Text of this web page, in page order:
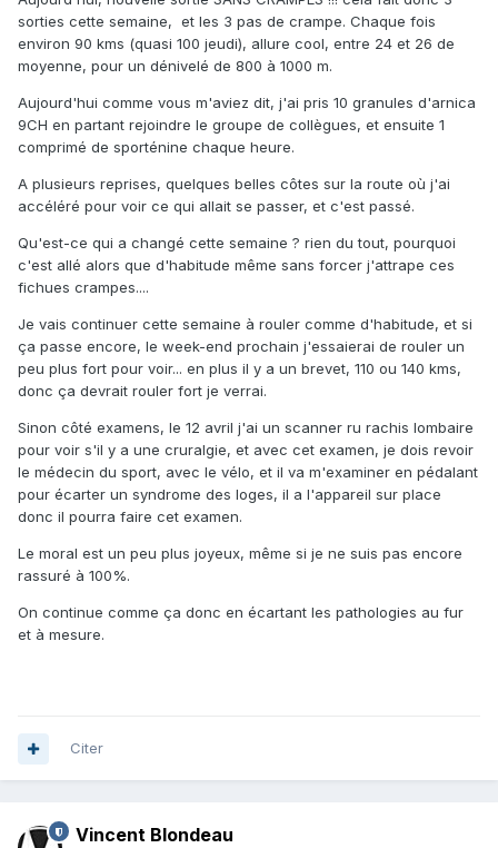
sorties cette semaine, et les 3 pas de crampe. Chaque fois
environ 90 kms (quasi 100 jeudi), allure cool, entre 24 et 26 de
moyenne, pour un dénivelé de 800 à 1000 m.
Aujourd'hui comme vous m'aviez dit, j'ai pris 10 granules d'arnica
9CH en partant rejoindre le groupe de collègues, et ensuite 1
comprimé de sporténine chaque heure.
A plusieurs reprises, quelques belles côtes sur la route où j'ai
accéléré pour voir ce qui allait se passer, et c'est passé.
Qu'est-ce qui a changé cette semaine ? rien du tout, pourquoi
c'est allé alors que d'habitude même sans forcer j'attrape ces
fichues crampes....
Je vais continuer cette semaine à rouler comme d'habitude, et si
ça passe encore, le week-end prochain j'essaierai de rouler un
peu plus fort pour voir... en plus il y a un brevet, 110 ou 140 kms,
donc ça devrait rouler fort je verrai.
Sinon côté examens, le 12 avril j'ai un scanner ru rachis lombaire
pour voir s'il y a une cruralgie, et avec cet examen, je dois revoir
le médecin du sport, avec le vélo, et il va m'examiner en pédalant
pour écarter un syndrome des loges, il a l'appareil sur place
donc il pourra faire cet examen.
Le moral est un peu plus joyeux, même si je ne suis pas encore
rassuré à 100%.
On continue comme ça donc en écartant les pathologies au fur
et à mesure.
Citer
Vincent Blondeau